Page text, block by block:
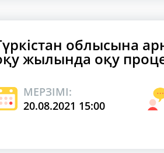
облысына
жылында оқу
МЕРЗІМІ:
20.08.2021 15:00